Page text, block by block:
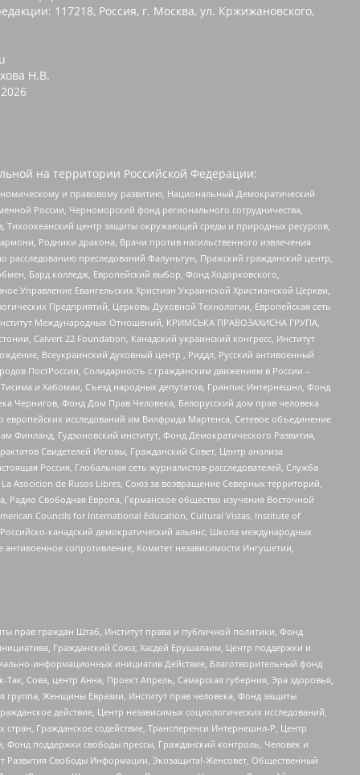
117218, Россия, г. Москва, ул. Кржижановского,
Н.В.
2026
на территории Российской Федерации:
и правовому развитию, Национальный Демократический
России, Черноморский фонд регионального сотрудничества,
центр защиты окружающей среды и природных ресурсов,
Родники дракона, Врачи против насильственного извлечения
преследований Фалуньгун, Пражский гражданский центр,
Бард колледж, Европейский выбор, Фонд Ходорковского,
Управление Евангельских Христиан Украинской Христианской Церкви,
Предприятий, Церковь Духовной Технологии, Европейская сеть
Международных Отношений, КРИМСЬКА ПРАВОЗАХИСНА ГРУПА,
Calvert 22 Foundation, Канадский украинский конгресс, Институт
Всеукраинский духовный центр , Риддл, Русский антивоенный
ПостРоссии, Солидарность с гражданским движением в России –
и Хабомаи, Съезд народных депутатов, Гринпис Интернешнл, Фонд
Чернигов, Фонд Дом Прав Человека, Белорусский дом прав человека
исследований им Вилфрида Мартенса, Сетевое объединение
Финланд, Гудзоновский институт, Фонд Демократического Развития,
Свидетелей Иеговы, Гражданский Совет, Центр анализа
Россия, Глобальная сеть журналистов-расследователей, Служба
Asocicion de Rusos Libres, Союз за возвращение Северных территорий,
Радио Свободная Европа, Германское общество изучения Восточной
Councils for International Education, Cultural Vistas, Institute of
канадский демократический альянс, Школа международных
сопротивление, Комитет независимости Ингушетии,
прав граждан Штаб, Институт права и публичной политики, Фонд
Гражданский Союз, Хасдей Ерушалаим, Центр поддержки и
информационных инициатив Действие, Благотворительный фонд
Сова, центр Анна, Проект Апрель, Самарская губерния, Эра здоровья,
Женщины Евразии, Институт прав человека, Фонд защиты
действие, Центр независимых социологических исследований,
Гражданское содействие, Трансперенси Интернешнл-Р, Центр
поддержки свободы прессы, Гражданский контроль, Человек и
Развития Свободы Информации, Экозащита!-Женсовет, Общественный